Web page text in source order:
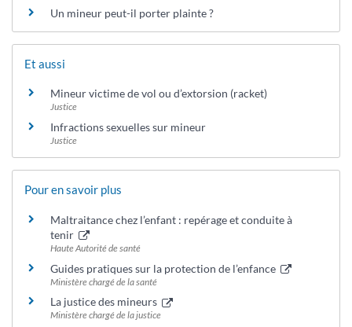
Un mineur peut-il porter plainte ?
Et aussi
Mineur victime de vol ou d’extorsion (racket)
Justice
Infractions sexuelles sur mineur
Justice
Pour en savoir plus
Maltraitance chez l’enfant : repérage et conduite à
tenir
Haute Autorité de santé
Guides pratiques sur la protection de l’enfance
Ministère chargé de la santé
La justice des mineurs
Ministère chargé de la justice